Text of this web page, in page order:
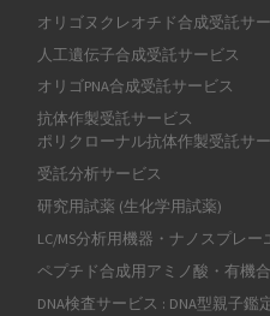
オリゴヌクレオチド合成受託サー
人工遺伝子合成受託サービス
オリゴPNA合成受託サービス
抗体作製受託サービス
ポリクローナル抗体作製受託サ
受託分析サービス
研究用試薬 (生化学用試薬)
LC/MS分析用機器・ナノスプレ
ペプチド合成用アミノ酸・有機
DNA検査サービス : DNA型親子鑑